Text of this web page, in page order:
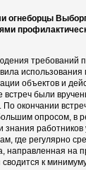
огнеборцы
требований
использования
объектов и
встреч были
окончании
опросом, в
работников
где регулярно
направленная на
к